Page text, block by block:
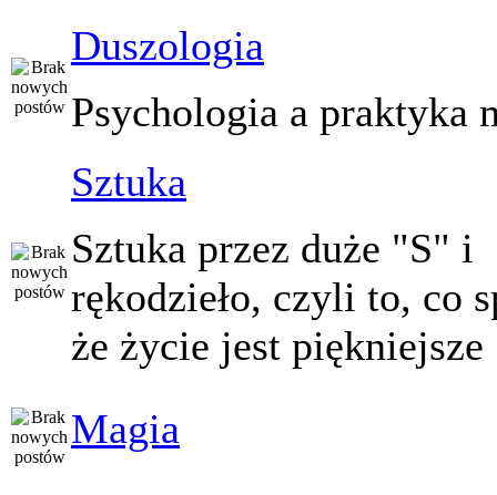
Duszologia
Psychologia a praktyka
Sztuka
Sztuka przez duże "S" i
rękodzieło, czyli to, co
że życie jest piękniejsze
Magia